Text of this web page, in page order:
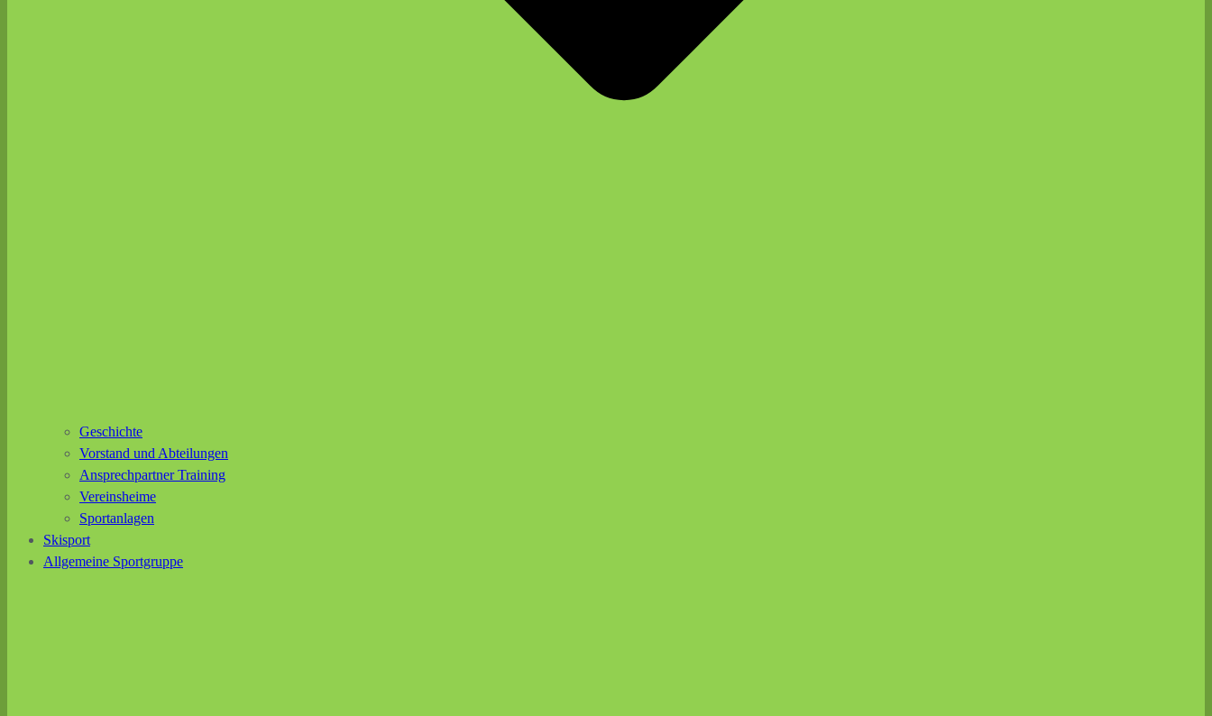
Geschichte
Vorstand und Abteilungen
Ansprechpartner Training
Vereinsheime
Sportanlagen
Skisport
Allgemeine Sportgruppe